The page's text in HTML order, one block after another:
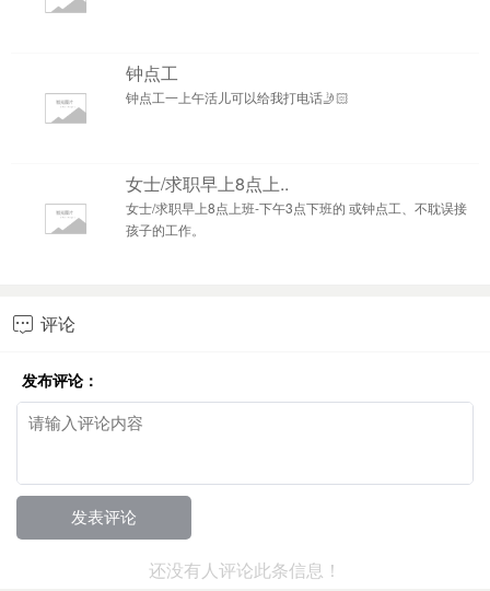
钟点工
钟点工一上午活儿可以给我打电话🤳🏻
女士/求职早上8点上..
女士/求职早上8点上班-下午3点下班的 或钟点工、不耽误接
孩子的工作。
 评论
发布评论：
还没有人评论此条信息！